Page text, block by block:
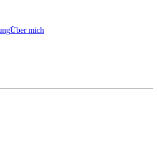
Über mich